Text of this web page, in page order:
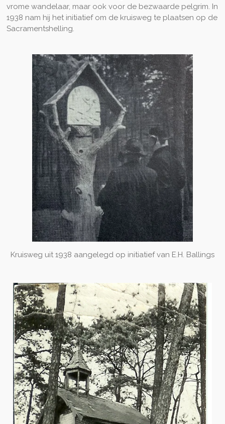
vrome wandelaar, maar ook voor de bezwaarde pelgrim. In
1938 nam hij het initiatief om de kruisweg te plaatsen op de
Sacramentshelling.
Kruisweg uit 1938 aangelegd op initiatief van E.H. Ballings